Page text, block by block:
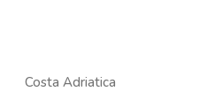
Costa Adriatica